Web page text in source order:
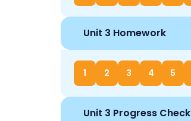
Unit 3 Homework
1 2 3 4 5
Unit 3 Progress Check